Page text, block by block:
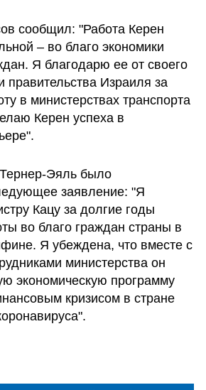
сообщил: "Работа Керен
– во благо экономики
Я благодарю ее от своего
правительства Израиля за
в министерствах транспорта
Керен успеха в
Эяль было
заявление: "Я
Кацу за долгие годы
во благо граждан страны в
Я убеждена, что вместе с
министерства он
экономическую программу
кризисом в стране